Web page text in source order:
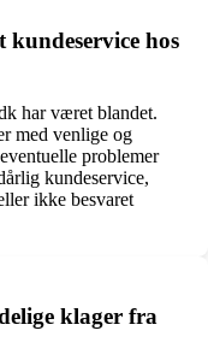
hos
har været blandet.
med venlige og
problemer
kundeservice,
ikke besvaret
klager fra